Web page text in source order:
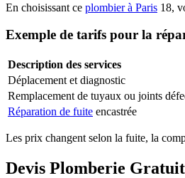
En choisissant ce plombier à Paris 18,
Exemple de tarifs pour la
Description des services
Déplacement et diagnostic
Remplacement de tuyaux ou joints
Réparation de fuite encastrée
Les prix changent selon la fuite, la
Devis Plomberie Gratuit